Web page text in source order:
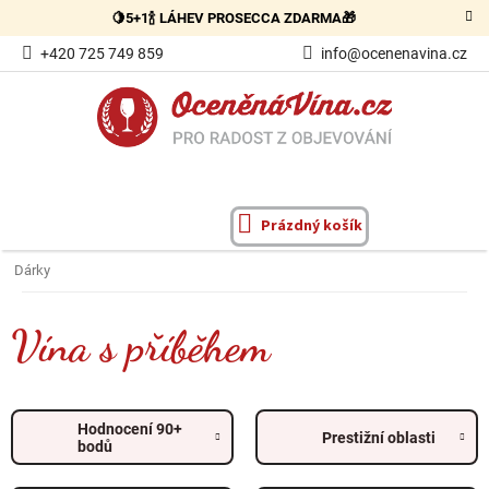
obsah
🍋5+1🍾 LÁHEV PROSECCA ZDARMA🎁
+420 725 749 859 info@ocenenavina.cz
NÁKUPNÍ
Prázdný košík
Dárky
Vína s příběhem
Hodnocení 90+
bodů
Prestižní oblasti